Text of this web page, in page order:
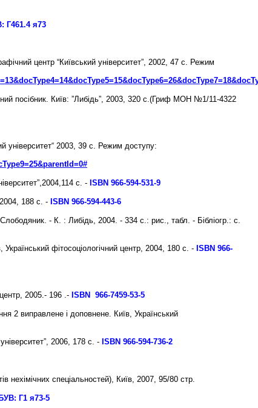
Г461.4 я73
центр “Київський університет”, 2002, 47 с.
Режим
посібник. Київ: ”Либідь”, 2003, 320 с.(Гриф МОН №1/11-4322
університет“ 2003, 39 c.
Режим доступу:
с. - ISBN 966-594-531-9
188 с. - ISBN 966-594-443-6
- К. : Либідь, 2004. - 334 с.: рис., табл. - Бібліогр.: с.
фітосоціологічний центр, 2004, 180 с. - ISBN 966-
2005.- 196 .-I SВN 966-7459-53-5
2 виправлене і доповнене. Київ, Український
2006, 178 с. - ISBN 966-594-736-2
нехімічних спеціальностей), Київ, 2007, 95/80 стр.
Г1 я73-5